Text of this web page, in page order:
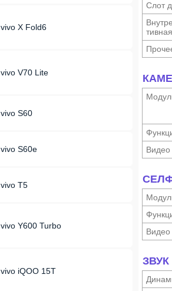
vivo X Fold6
vivo V70 Lite
vivo S60
vivo S60e
vivo T5
vivo Y600 Turbo
vivo iQOO 15T
Слот
тивная
Видео
Видео
ЗВУК